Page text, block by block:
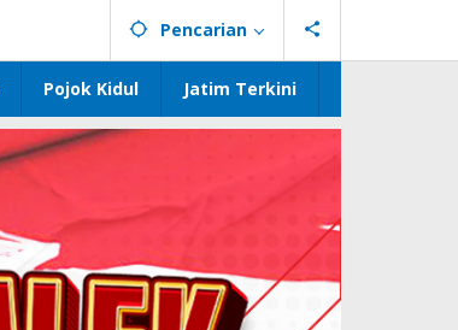
Pencarian
Pojok Kidul Jatim Terkini